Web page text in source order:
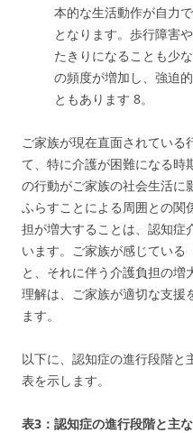
本的な生活動作が自力
となります。歩行障害
たきりになることも少
の頻度が増加し、強迫
ともあります 8。
ご家族が現在直面されている
て、特に介護が困難になる時
の行動がご家族の社会生活に
ふらすことによる周囲との関
担が増大することは、認知症
います。ご家族が感じている
と、それに伴う介護負担の
理解は、ご家族が適切な支援
ます。
以下に、認知症の進行段階と
表を示します。
表3：認知症の進行段階と主